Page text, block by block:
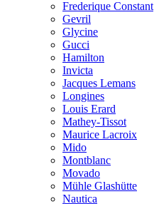
Frederique Constant
Gevril
Glycine
Gucci
Hamilton
Invicta
Jacques Lemans
Longines
Louis Erard
Mathey-Tissot
Maurice Lacroix
Mido
Montblanc
Movado
Mühle Glashütte
Nautica